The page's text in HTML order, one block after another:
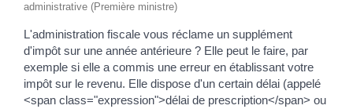
administrative (Première ministre)
L'administration fiscale vous réclame un supplément
d'impôt sur une année antérieure ? Elle peut le faire, par
exemple si elle a commis une erreur en établissant votre
impôt sur le revenu. Elle dispose d'un certain délai (appelé
<span class="expression">délai de prescription</span> ou